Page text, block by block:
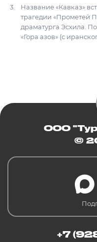
Название «Кавказ»
трагедии «Прометей
драматурга Эсхила.
«Гора азов» (с
ООО
©
+7